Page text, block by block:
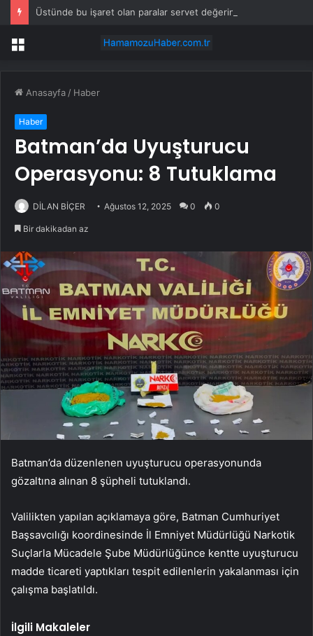
Üstünde bu işaret olan paralar servet değerinde
Menü
Anasayfa / Haber
Haber
Batman’da Uyuşturucu
Operasyonu: 8 Tutuklama
DİLAN BİÇER Ağustos 12, 2025 0 0
Bir dakikadan az
Batman’da düzenlenen uyuşturucu operasyonunda
gözaltına alınan 8 şüpheli tutuklandı.
Valilikten yapılan açıklamaya göre, Batman Cumhuriyet
Başsavcılığı koordinesinde İl Emniyet Müdürlüğü Narkotik
Suçlarla Mücadele Şube Müdürlüğünce kentte uyuşturucu
madde ticareti yaptıkları tespit edilenlerin yakalanması için
çalışma başlatıldı.
İlgili Makaleler